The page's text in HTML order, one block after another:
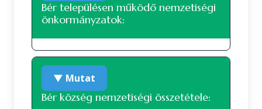
Bér településen működő nemzetiségi
önkormányzatok:
Szlovák nemzetiségi önkormányzat
▼ Mutat
Bér község nemzetiségi összetétele: